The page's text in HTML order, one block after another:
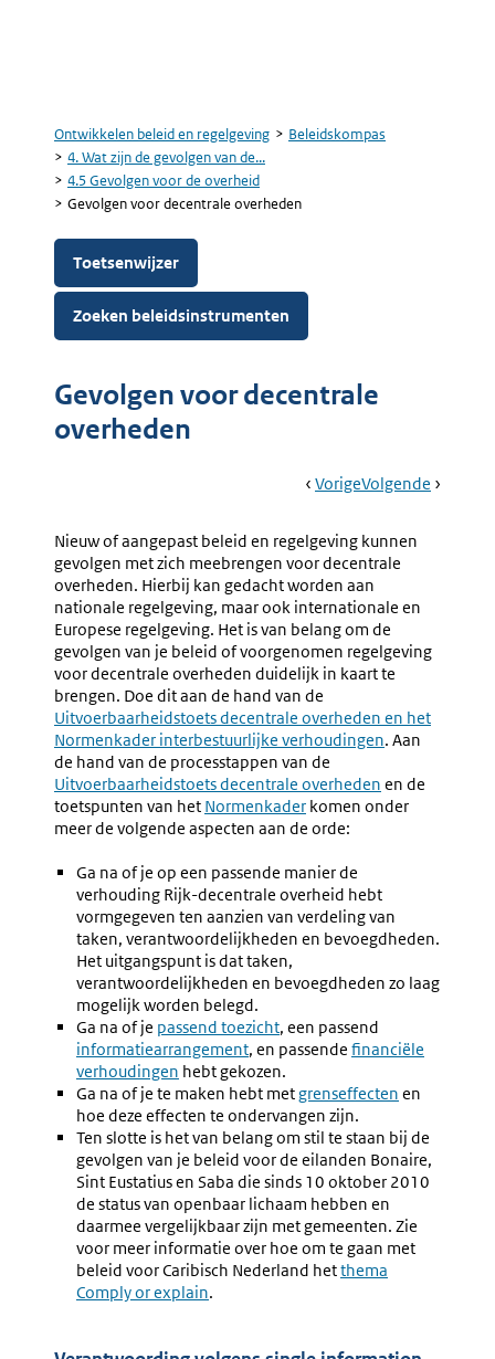
Kruimelpad
Ontwikkelen beleid en regelgeving
Beleidskompas
4. Wat zijn de gevolgen van de...
4.5 Gevolgen voor de overheid
Gevolgen voor decentrale overheden
Toetsenwijzer
Zoeken beleidsinstrumenten
Gevolgen voor decentrale
overheden
Book
Ga
VorigePagina:
Voor
De
Overheid
Ga
Volgende Pagina:
Nieuw of aangepast beleid en regelgeving kunnen
gevolgen met zich meebrengen voor decentrale
overheden. Hierbij kan gedacht worden aan
nationale regelgeving, maar ook internationale en
Europese regelgeving. Het is van belang om de
gevolgen van je beleid of voorgenomen regelgeving
voor decentrale overheden duidelijk in kaart te
brengen. Doe dit aan de hand van de
Uitvoerbaarheidstoets decentrale overheden en het
Normenkader interbestuurlijke verhoudingen. Aan
de hand van de processtappen van de
link:
Uitvoerbaarheidstoets decentrale overheden en de
toetspunten van het Externe
link:
Normenkader komen onder
meer de volgende aspecten aan de orde:
Ga na of je op een passende manier de
verhouding Rijk-decentrale overheid hebt
vormgegeven ten aanzien van verdeling van
taken, verantwoordelijkheden en bevoegdheden.
Het uitgangspunt is dat taken,
verantwoordelijkheden en bevoegdheden zo laag
mogelijk worden belegd.
Ga na of je passend toezicht, een passend
link:
informatiearrangement, en passende Externe
financiële
verhoudingen hebt gekozen.
Ga na of je te maken hebt metgrenseffecten en
hoe deze effecten te ondervangen zijn.
Ten slotte is het van belang om stil te staan bij de
gevolgen van je beleid voor de eilanden Bonaire,
Sint Eustatius en Saba die sinds 10 oktober 2010
de status van openbaar lichaam hebben en
daarmee vergelijkbaar zijn met gemeenten. Zie
voor meer informatie over hoe om te gaan met
beleid voor Caribisch Nederland hetthema
Comply or explain.